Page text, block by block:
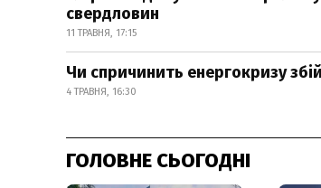
свердловин
11 ТРАВНЯ, 17:15
Чи спричинить енергокризу
4 ТРАВНЯ, 16:30
ГОЛОВНЕ СЬОГОДНІ